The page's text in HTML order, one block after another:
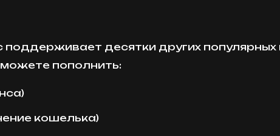
поддерживает десятки других
пополнить:
кошелька)